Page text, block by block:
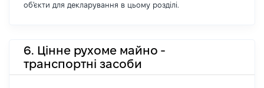
об'єкти для декларування в цьому розділі.
6. Цінне рухоме майно -
транспортні засоби